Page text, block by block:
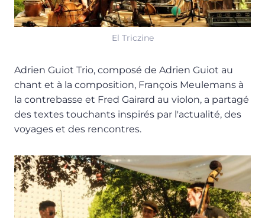
El Triczine
Adrien Guiot Trio, composé de Adrien Guiot au
chant et à la composition, François Meulemans à
la contrebasse et Fred Gairard au violon, a partagé
des textes touchants inspirés par l'actualité, des
voyages et des rencontres.